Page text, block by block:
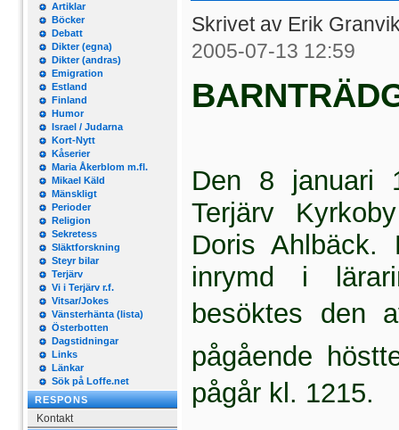
Artiklar
Böcker
Debatt
Dikter (egna)
Dikter (andras)
Emigration
Estland
Finland
Humor
Israel / Judarna
Kort-Nytt
Kåserier
Maria Åkerblom m.fl.
Mikael Käld
Mänskligt
Perioder
Religion
Sekretess
Släktforskning
Steyr bilar
Terjärv
Vi i Terjärv r.f.
Vitsar/Jokes
Vänsterhänta (lista)
Österbotten
Dagstidningar
Links
Länkar
Sök på Loffe.net
RESPONS
Kontakt
Skrivet av Erik
2005-07-13 12:59
Den 8 januari
Terjärv
Doris Ahlbäck.
inrymd i
besöktes den
pågående
pågår kl. 1215.